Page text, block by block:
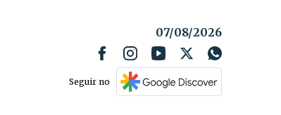
07/08/2026
Seguir no